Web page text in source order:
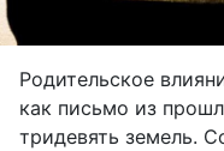
Родительское
как письмо из
тридевять земель.